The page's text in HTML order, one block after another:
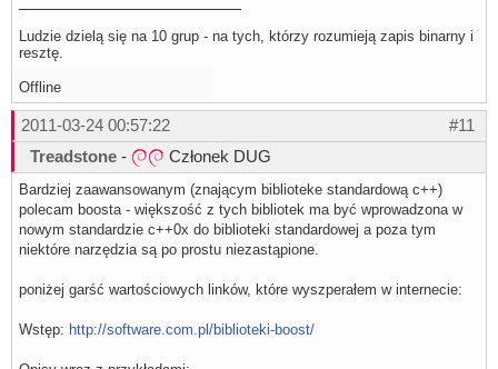
Ludzie dzielą się na 10 grup - na tych, którzy rozumieją zapis binarny i
resztę.
Offline
#11
2011-03-24 00:57:22
Treadstone - Członek DUG
Bardziej zaawansowanym (znającym biblioteke standardową c++)
polecam boosta - większość z tych bibliotek ma być wprowadzona w
nowym standardzie c++0x do biblioteki standardowej a poza tym
niektóre narzędzia są po prostu niezastąpione.
poniżej garść wartościowych linków, które wyszperałem w internecie:
Wstęp: http://software.com.pl/biblioteki-boost/